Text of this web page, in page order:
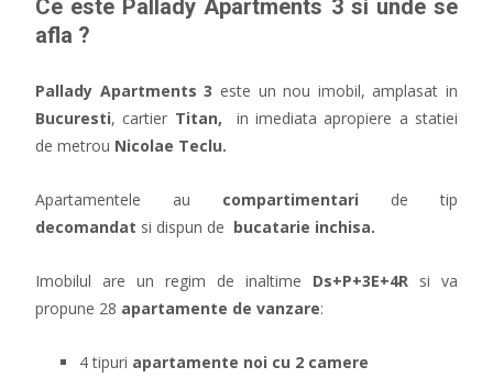
Ce este Pallady Apartments 3 si unde se
afla ?
Pallady Apartments 3 este un nou imobil, amplasat in
Bucuresti, cartier Titan,
in imediata apropiere a statiei
de metrou Nicolae Teclu.
Apartamentele au compartimentari de tip
decomandat si dispun de bucatarie inchisa.
Imobilul are un regim de inaltime Ds+P+3E+4R si va
propune 28 apartamente de vanzare:
4 tipuri apartamente noi cu 2 camere